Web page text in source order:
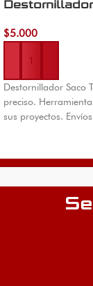
$5.000
Añadir al carrito
Destornillador Saco
preciso.
sus proyectos.